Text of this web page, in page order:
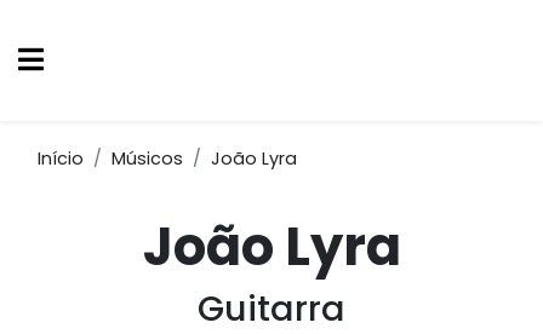
Início Músicos João Lyra
João Lyra
Guitarra